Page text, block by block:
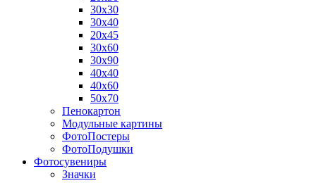
30х30
30х40
20х45
30х60
30х90
40х40
40х60
50х70
Пенокартон
Модульные картины
ФотоПостеры
ФотоПодушки
Фотоcувениры
Значки